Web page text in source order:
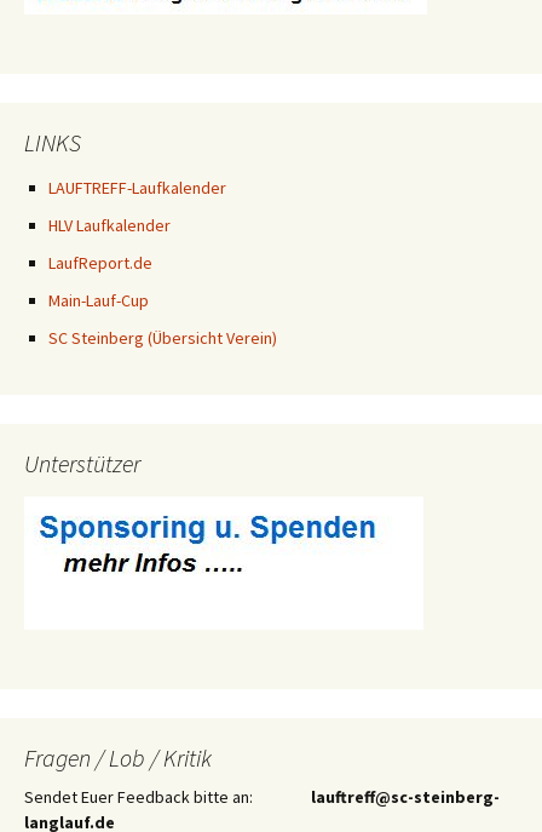
LINKS
LAUFTREFF-Laufkalender
HLV Laufkalender
LaufReport.de
Main-Lauf-Cup
SC Steinberg (Übersicht Verein)
Unterstützer
Fragen / Lob / Kritik
Sendet Euer Feedback bitte an: lauftreff@sc-steinberg-
langlauf.de